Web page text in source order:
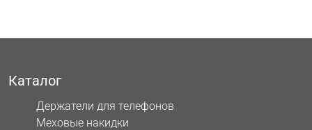
Каталог
Держатели для телефонов
Меховые накидки